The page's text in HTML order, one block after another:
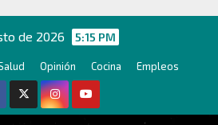
de 2026 5:15 PM
Opinión Cocina Empleos